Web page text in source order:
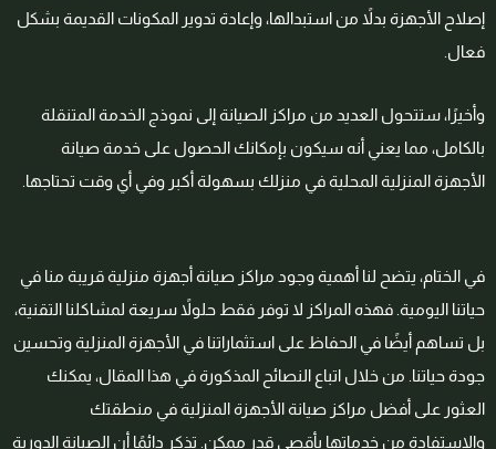
إصلاح الأجهزة بدلاً من استبدالها، وإعادة تدوير المكونات القديمة بشكل
فعال.
وأخيرًا، ستتحول العديد من مراكز الصيانة إلى نموذج الخدمة المتنقلة
بالكامل، مما يعني أنه سيكون بإمكانك الحصول على خدمة صيانة
الأجهزة المنزلية المحلية في منزلك بسهولة أكبر وفي أي وقت تحتاجها.
في الختام، يتضح لنا أهمية وجود مراكز صيانة أجهزة منزلية قريبة منا في
حياتنا اليومية. فهذه المراكز لا توفر فقط حلولاً سريعة لمشاكلنا التقنية،
بل تساهم أيضًا في الحفاظ على استثماراتنا في الأجهزة المنزلية وتحسين
جودة حياتنا. من خلال اتباع النصائح المذكورة في هذا المقال، يمكنك
العثور على أفضل مراكز صيانة الأجهزة المنزلية في منطقتك
والاستفادة من خدماتها بأقصى قدر ممكن. تذكر دائمًا أن الصيانة الدورية